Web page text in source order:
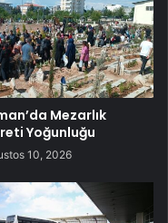
Mezarlık
Yoğunluğu
10, 2026